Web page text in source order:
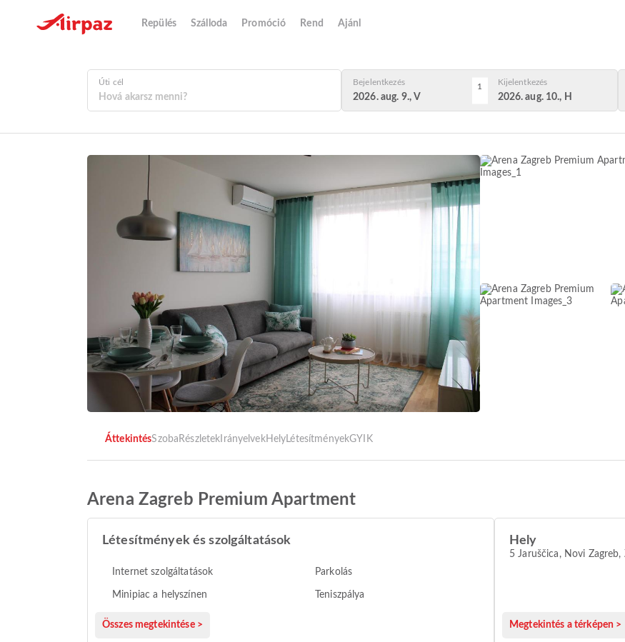
Repülés Szálloda Promóció Rend Ajánl
Úti cél Bejelentkezés
2026. aug. 9., V
1 Kijelentkezés
2026. aug. 10., H
ÁttekintésSzoba Részletek IrányelvekHelyLétesítményekGYIK
Arena Zagreb Premium Apartment
Létesítmények és szolgáltatások
Internet szolgáltatások Parkolás
Minipiac a helyszínen Teniszpálya
Összes megtekintése >
Hely
5 Jaruščica, Novi
Megtekintés a térképen >